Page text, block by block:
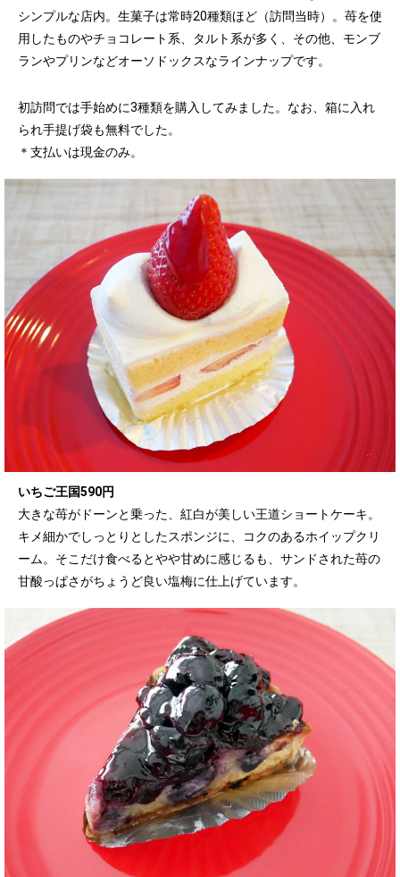
シンプルな店内。生菓子は常時20種類ほど（訪問当時）。苺を使
用したものやチョコレート系、タルト系が多く、その他、モンブ
ランやプリンなどオーソドックスなラインナップです。
初訪問では手始めに3種類を購入してみました。なお、箱に入れ
られ手提げ袋も無料でした。
＊支払いは現金のみ。
いちご王国590円
大きな苺がドーンと乗った、紅白が美しい王道ショートケーキ。
キメ細かでしっとりとしたスポンジに、コクのあるホイップクリ
ーム。そこだけ食べるとやや甘めに感じるも、サンドされた苺の
甘酸っぱさがちょうど良い塩梅に仕上げています。